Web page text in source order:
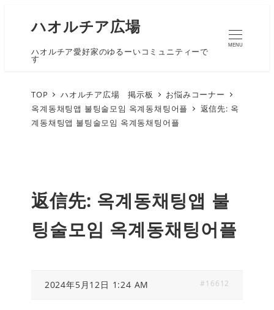
ハオルチア広場
ハオルチア愛好家のゆるーいコミュニティーで
す
MENU
TOP ハオルチア広場 掲示板
お悩みコーナー
옥계동채팅앱 불팅술모임 옥계동채팅어플
返信先: 옥
계동채팅앱 불팅술모임 옥계동채팅어플
返信先: 옥계동채팅앱 불
팅술모임 옥계동채팅어플
2024年5月12日 1:24 AM #16612